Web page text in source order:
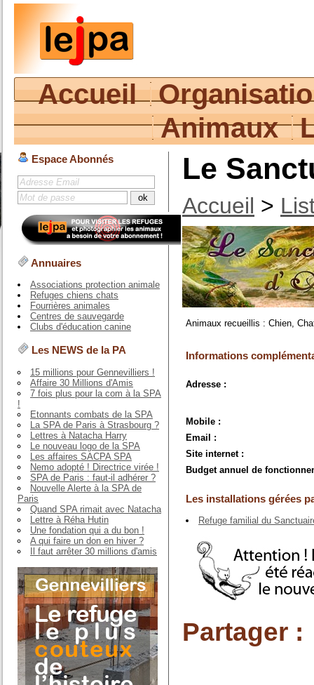
Accueil
Animaux
Espace Abonnés
Annuaires
Associations protection animale
Refuges chiens chats
Fourrières animales
Centres de sauvegarde
Clubs d'éducation canine
Les NEWS de la PA
15 millions pour Gennevilliers !
Affaire 30 Millions d'Amis
7 fois plus pour la com à la SPA
!
Etonnants combats de la SPA
La SPA de Paris à Strasbourg ?
Lettres à Natacha Harry
Le nouveau logo de la SPA
Les affaires SACPA SPA
Nemo adopté ! Directrice virée !
SPA de Paris : faut-il adhérer ?
Nouvelle Alerte à la SPA de
Paris
Quand SPA rimait avec Natacha
Lettre à Réha Hutin
Une fondation qui a du bon !
A qui faire un don en hiver ?
Il faut arrêter 30 millions d'amis
Le
Accueil >
Animaux recueillis : Chien,
Informations
Adresse :
Mobile :
Email :
Site internet :
Budget annuel de
Les installations gérées
Refuge familial du
Partager :